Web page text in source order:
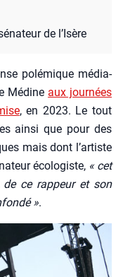
de l’I­sère
polé­mique média­
Médine aux jour­nées
, en 2023. Le tout
ain­si que pour des
mais dont l’ar­tiste
éco­lo­giste, « cet
ce rap­peur et son
».